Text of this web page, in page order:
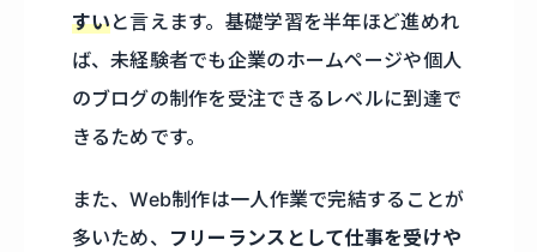
すいと言えます。基礎学習を半年ほど進めれ
ば、未経験者でも企業のホームページや個人
のブログの制作を受注できるレベルに到達で
きるためです。
また、Web制作は一人作業で完結することが
多いため、 フリーランスとして仕事を受けや